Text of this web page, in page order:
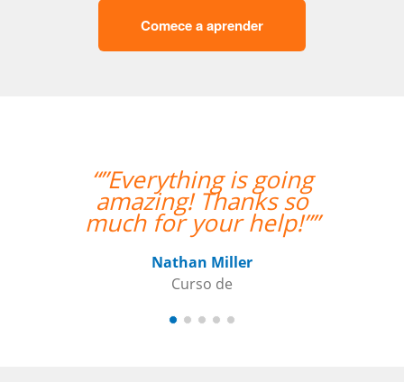
Comece a aprender
“”Everything is going
amazing! Thanks so
much for your help!””
Nathan Miller
Curso de